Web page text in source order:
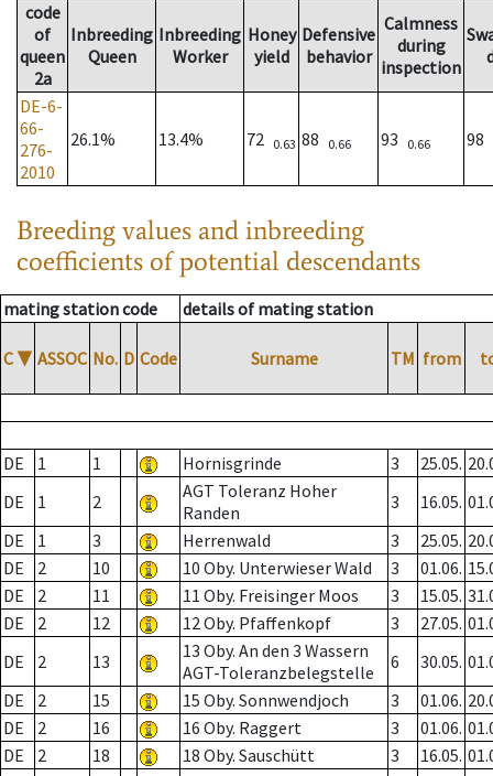
code
of
queen
2a
Inbreeding
Queen
Inbreeding
Worker
Honey
yield
Defensive
behavior
Calmness
during
inspection
DE-6-
66-
276-
2010
26.1% 13.4% 72 0.63 88 0.66 93 0.66 98
Breeding values and inbreeding
coefficients of potential descendants
mating station code details of mating station
C ▼ ASSOC No. D Code Surname TM from
DE 1 1 Hornisgrinde 3 25.05.
DE
1 2
AGT Toleranz Hoher
Randen
3 16.05.
DE
1 3 Herrenwald 3 25.05.
DE
2 10 10 Oby. Unterwieser Wald 3 01.06.
DE
2 11 11 Oby. Freisinger Moos 3 15.05.
DE
2 12 12 Oby. Pfaffenkopf 3 27.05.
DE
2 13
13 Oby. An den 3 Wassern
AGT-Toleranzbelegstelle
6 30.05.
DE
2 15 15 Oby. Sonnwendjoch 3 01.06.
DE
2 16 16 Oby. Raggert 3 01.06.
DE
2 18 18 Oby. Sauschütt 3 16.05.